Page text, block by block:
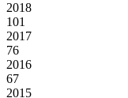
2018
101
2017
76
2016
67
2015